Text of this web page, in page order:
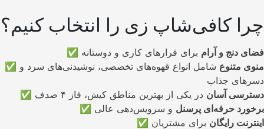
چرا کافی‌شاپ زی را انتخاب کنیم؟
✅ فضای دنج و آرام برای قرارهای کاری و دوستانه
✅
منوی متنوع شامل انواع قهوه‌های تخصصی، نوشیدنی‌های سرد و
دسرهای جذاب
✅
دسترسی آسان در یکی از بهترین مناطق کیش، فاز ۴ صدف
✅
برخورد حرفه‌ای پرسنل و سرویس‌دهی عالی
✅
اینترنت رایگان برای مشتریان